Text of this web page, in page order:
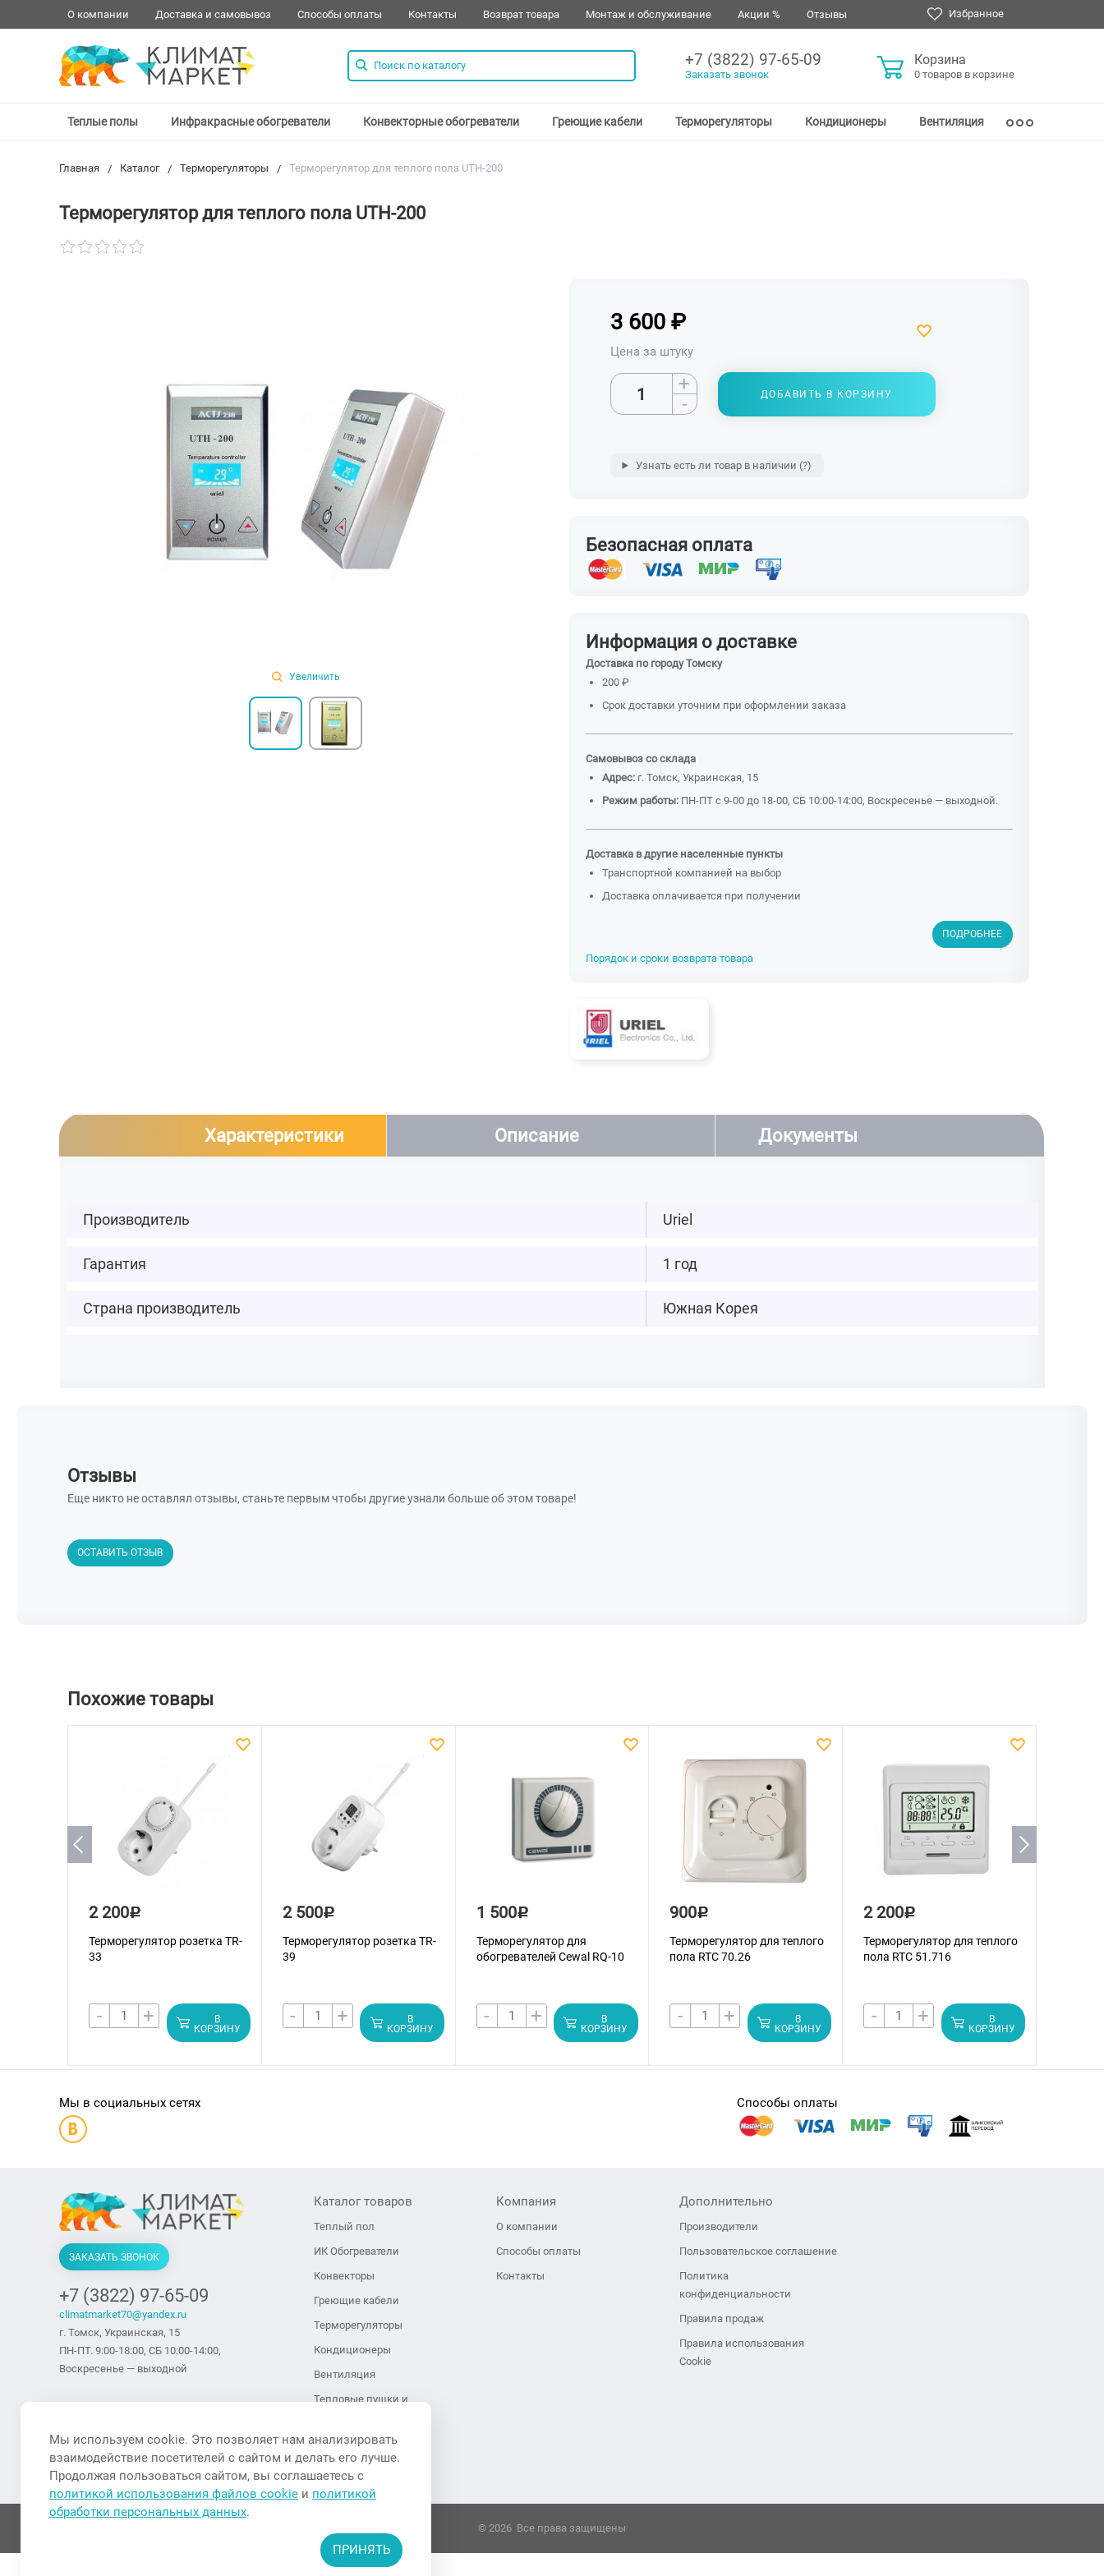
О компании Доставка и самовывоз Способы оплаты Контакты Возврат товара Монтаж и обслуживание Акции % Отзывы Избранное
+7 (3822) 97-65-09
Заказать звонок
Корзина
0 товаров в корзине
Теплые полы Инфракрасные обогреватели Конвекторные обогреватели Греющие кабели Терморегуляторы Кондиционеры Вентиляция
Главная Каталог Терморегуляторы Терморегулятор для теплого пола UTH-200
Терморегулятор для теплого пола UTH-200
Увеличить
3 600 ₽
Цена за штуку
+
-
ДОБАВИТЬ В КОРЗИНУ
Узнать есть ли товар в наличии (?)
Безопасная оплата
Информация о доставке
Доставка по городу Томску
200 ₽
Срок доставки уточним при оформлении заказа
Самовывоз со склада
Адрес:г. Томск, Украинская, 15
Режим работы:ПН-ПТ с 9-00 до 18-00, СБ 10:00-14:00, Воскресенье — выходной.
Доставка в другие населенные пункты
Транспортной компанией на выбор
Доставка оплачивается при получении
ПОДРОБНЕЕ
Порядок и сроки возврата товара
Характеристики Описание Документы
Производитель Uriel
Гарантия 1 год
Страна производитель Южная Корея
Отзывы
Еще никто не оставлял отзывы, станьте первым чтобы другие узнали больше об этом товаре!
ОСТАВИТЬ ОТЗЫВ
Похожие товары
2 200Р
Терморегулятор розетка TR-
33
- +
В
КОРЗИНУ
2 500Р
Терморегулятор розетка TR-
39
- +
В
КОРЗИНУ
1 500Р
Терморегулятор для
обогревателей Cewal RQ-10
- +
В
КОРЗИНУ
900Р
Терморегулятор для теплого
пола RTC 70.26
- +
В
КОРЗИНУ
2 200Р
Терморегулятор для теплого
пола RTC 51.716
- +
В
КОРЗИНУ
Мы в социальных сетях Способы оплаты
ЗАКАЗАТЬ ЗВОНОК
+7 (3822) 97-65-09
climatmarket70@yandex.ru
г. Томск, Украинская, 15
ПН-ПТ. 9:00-18:00, СБ 10:00-14:00,
Воскресенье — выходной
Каталог товаров
Теплый пол
ИК Обогреватели
Конвекторы
Греющие кабели
Терморегуляторы
Кондиционеры
Вентиляция
Тепловые пушки и
Тепловые завесы
Увлажнители воздуха
Компания
О компании
Способы оплаты
Контакты
Дополнительно
Производители
Пользовательское соглашение
Политика
конфиденциальности
Правила продаж
Правила использования
Cookie
© 2026 Все права защищены
Мы используем cookie. Это позволяет нам анализировать
взаимодействие посетителей с сайтом и делать его лучше.
Продолжая пользоваться сайтом, вы соглашаетесь с
политикой использования файлов cookie и политикой
обработки персональных данных.
ПРИНЯТЬ